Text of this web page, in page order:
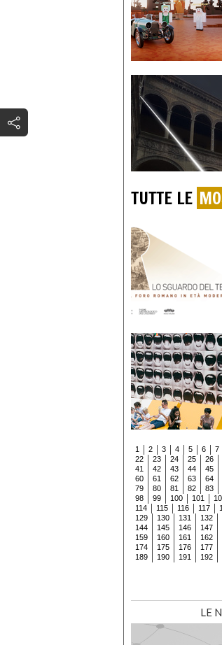
TUTTE LE
1 2 3 4 5 6 7
22
23 24 25 26
41
42 43 44 45
60
61 62 63 64
79
80 81 82 83
98
99 100 101
114
115 116 117
129
130 131 132
144
145 146 147
159
160 161 162
174
175 176 177
189
190 191 192
LE